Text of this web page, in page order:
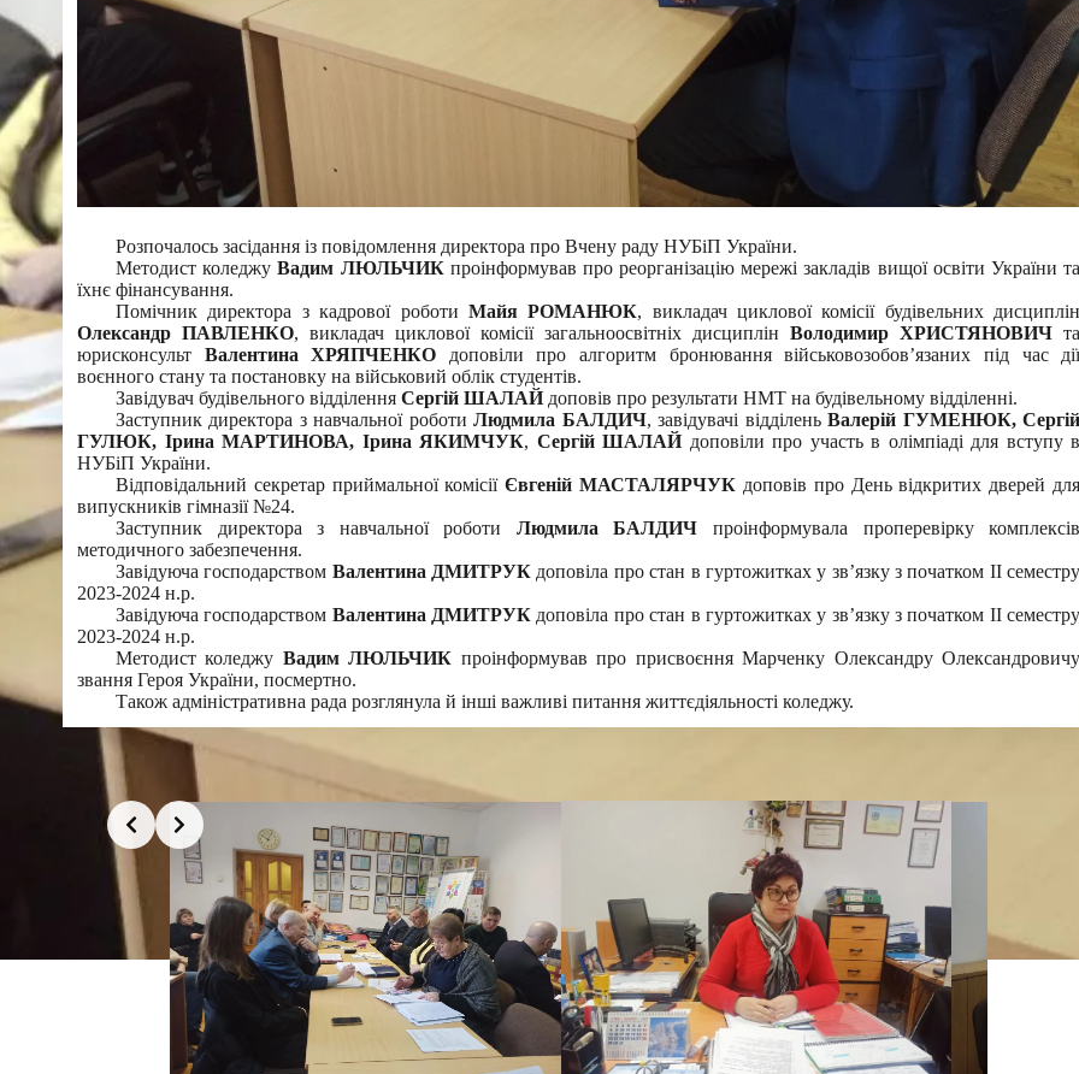
Розпочалось засідання із повідомлення директора про Вчену раду НУБіП України.
Методист коледжуВадим ЛЮЛЬЧИКпроінформував про реорганізацію мережі закладів вищої освіти України та
їхнє фінансування.
Помічник директора з кадрової роботи Майя РОМАНЮК, викладач циклової комісії будівельних дисциплін
Олександр ПАВЛЕНКО, викладач циклової комісії загальноосвітніх дисциплінВолодимир ХРИСТЯНОВИЧ та
юрисконсульт Валентина ХРЯПЧЕНКО доповіли про алгоритм бронювання військовозобов’язаних під час
воєнного стану та постановку на військовий облік студентів.
Завідувач будівельного відділення Сергій ШАЛАЙдоповів про результати НМТ на будівельному відділенні.
Заступник директора з навчальної роботиЛюдмила БАЛДИЧ, завідувачі відділеньВалерій ГУМЕНЮК, Сергій
ГУЛЮК, Ірина МАРТИНОВА, Ірина ЯКИМЧУК, Сергій ШАЛАЙ доповіли про участь в олімпіаді для вступу в
НУБіП України.
Відповідальний секретар приймальної комісіїЄвгеній МАСТАЛЯРЧУК доповів про День відкритих дверей для
випускників гімназії №24.
Заступник директора з навчальної роботи Людмила БАЛДИЧ проінформувала проперевірку комплексів
методичного забезпечення.
Завідуюча господарством Валентина ДМИТРУКдоповіла про стан в гуртожитках у зв’язку з початком ІІ семестру
2023-2024 н.р.
Завідуюча господарством Валентина ДМИТРУКдоповіла про стан в гуртожитках у зв’язку з початком ІІ семестру
2023-2024 н.р.
Методист коледжу Вадим ЛЮЛЬЧИК проінформував про присвоєння Марченку Олександру Олександровичу
звання Героя України, посмертно.
Також адміністративна рада розглянула й інші важливі питання життєдіяльності коледжу.